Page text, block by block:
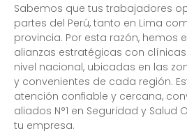
Sabemos que tus trabajadores
partes del Perú, tanto en Lima
provincia. Por esta razón, hemos
alianzas estratégicas con
nivel nacional, ubicadas en las
y convenientes de cada región.
atención confiable y cercana,
aliados N°1 en Seguridad y Salud
tu empresa.